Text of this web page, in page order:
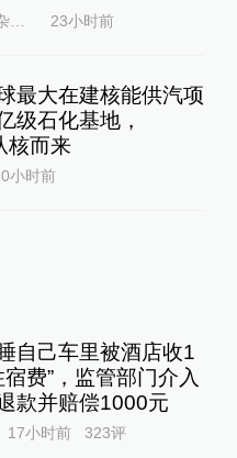
中国商界杂志社 23小时前
最大在建核能供汽项
级石化基地，
核而来
小时前
自己车里被酒店收1
宿费”，监管部门介入
款并赔偿1000元
17小时前 323评